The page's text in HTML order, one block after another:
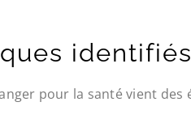
pour la santé vient